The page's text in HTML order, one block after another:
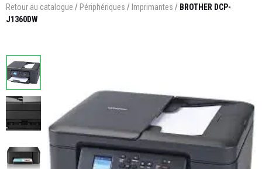
Retour au catalogue / Périphériques / Imprimantes / BROTHER DCP-
J1360DW